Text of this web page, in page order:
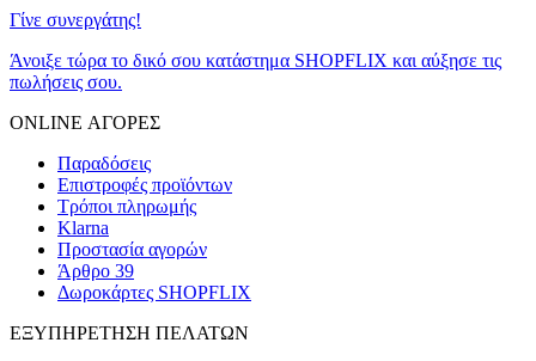
Γίνε συνεργάτης!
Άνοιξε τώρα το δικό σου κατάστημα SHOPFLIX και αύξησε τις
πωλήσεις σου.
ONLINE ΑΓΟΡΕΣ
Παραδόσεις
Επιστροφές προϊόντων
Τρόποι πληρωμής
Klarna
Προστασία αγορών
Άρθρο 39
Δωροκάρτες SHOPFLIX
ΕΞΥΠΗΡΕΤΗΣΗ ΠΕΛΑΤΩΝ